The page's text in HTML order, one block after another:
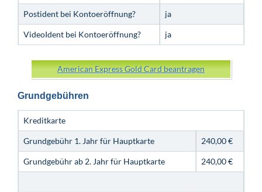
Postident bei Kontoeröffnung? ja
VideoIdent bei Kontoeröffnung? ja
American Express Gold Card beantragen
Grundgebühren
Kreditkarte
Grundgebühr 1. Jahr für Hauptkarte 240,00 €
Grundgebühr ab 2. Jahr für Hauptkarte 240,00 €